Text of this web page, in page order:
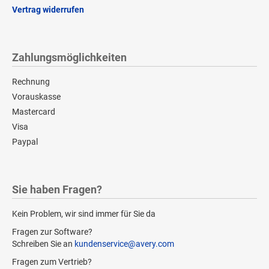
Vertrag widerrufen
Zahlungsmöglichkeiten
Rechnung
Vorauskasse
Mastercard
Visa
Paypal
Sie haben Fragen?
Kein Problem, wir sind immer für Sie da
Fragen zur Software?
Schreiben Sie an kundenservice@avery.com
Fragen zum Vertrieb?